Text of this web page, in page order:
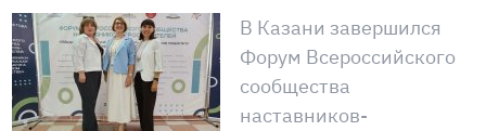
В Казани завершился
Форум Всероссийского
сообщества
наставников-